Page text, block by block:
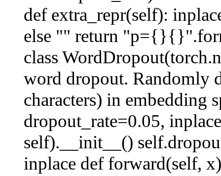
def extra_repr(self):
else "" return
class
word dropout. Randomly
characters) in embedding
dropout_rate=0.05,
self).__init__()
inplace def forward(self,